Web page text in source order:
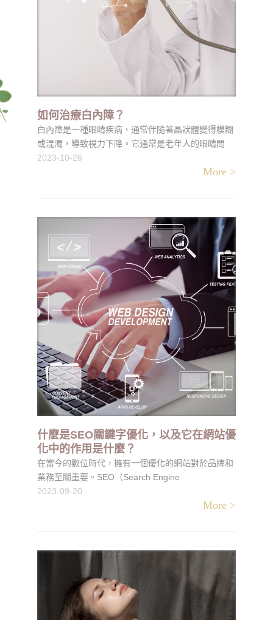
如何治療白內障？
白內障是一種眼睛疾病，通常伴隨著晶狀體變得模糊
或混濁，導致視力下降。它通常是老年人的眼睛問
題，但也可能在其他情況下出現，例如外傷、糖尿病
或長期使用類固醇藥物。然而，好消息是白內障是可
2023-10-26
More >
什麼是SEO關鍵字優化，以及它在網站優
化中的作用是什麼？
在當今的數位時代，擁有一個優化的網站對於品牌和
業務至關重要。SEO（Search Engine
Optimization，搜索引擎優化）SEO關鍵字優化是一
項關鍵的網站優化策略，而SEO關鍵字優化則是其中
關鍵字優化旨在通過選擇和優化特定的關鍵字或詞
組，使網站在搜索引擎中排名更高，從而增加有機流
量。關鍵字可以是與您的業務、產品或服務相關的詞
語，用戶通常在搜索引擎上輸入這些詞語以查找相關
信息。SEO關鍵字優化通過將這些關鍵字優化到您的
2023-09-20
More >